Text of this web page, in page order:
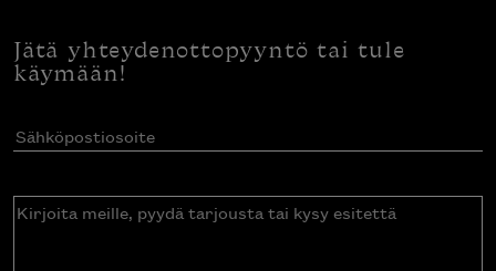
Jätä yhteydenottopyyntö tai tule
käymään!
Sähköpostiosoite(Pakollinen)
Kirjoita